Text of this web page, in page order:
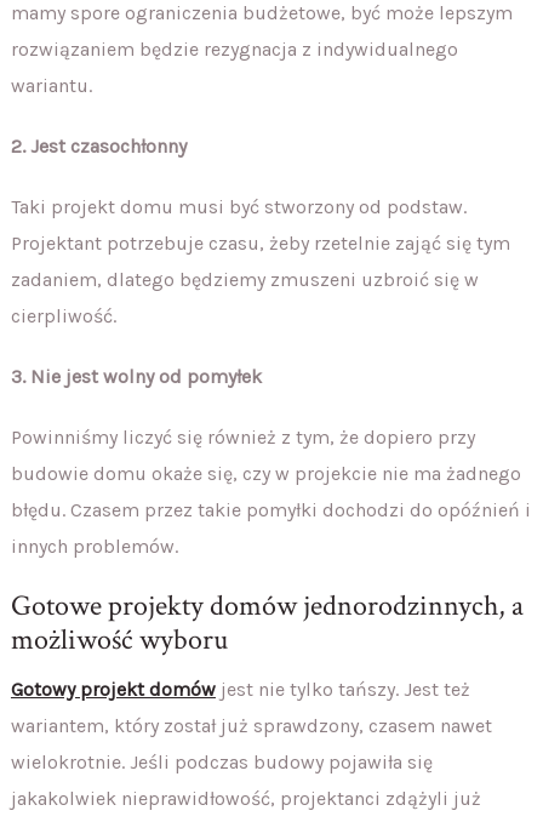
mamy spore ograniczenia budżetowe, być może lepszym
rozwiązaniem będzie rezygnacja z indywidualnego
wariantu.
2. Jest czasochłonny
Taki projekt domu musi być stworzony od podstaw.
Projektant potrzebuje czasu, żeby rzetelnie zająć się tym
zadaniem, dlatego będziemy zmuszeni uzbroić się w
cierpliwość.
3. Nie jest wolny od pomyłek
Powinniśmy liczyć się również z tym, że dopiero przy
budowie domu okaże się, czy w projekcie nie ma żadnego
błędu. Czasem przez takie pomyłki dochodzi do opóźnień i
innych problemów.
Gotowe projekty domów jednorodzinnych, a
możliwość wyboru
Gotowy projekt domówjest nie tylko tańszy. Jest też
wariantem, który został już sprawdzony, czasem nawet
wielokrotnie. Jeśli podczas budowy pojawiła się
jakakolwiek nieprawidłowość, projektanci zdążyli już